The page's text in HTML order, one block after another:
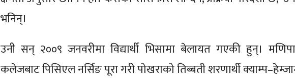
भनिन्।
उनी सन् २००९ जनवरीमा विद्यार्थी भिसामा बेलायत गएकी हुन्।
कलेजबाट पिसिएल नर्सिङ पूरा गरी पोखराको तिब्बती शरणार्थी